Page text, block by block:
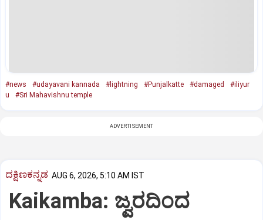
#news #udayavani kannada #lightning #Punjalkatte #damaged
#iliyur
u
#Sri Mahavishnu temple
ADVERTISEMENT
ದಕ್ಷಿಣಕನ್ನಡ AUG 6, 2026, 5:10 AM IST
Kaikamba: ಜ್ವರದಿಂದ